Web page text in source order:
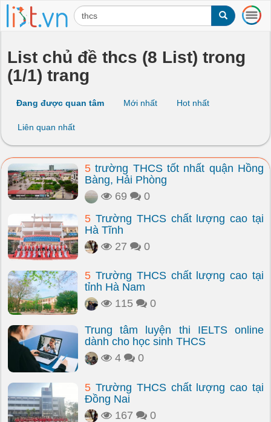
T
o
l
a
t
i
List chủ đề thcs (8 List) trong
(1/1) trang
Đang được quan tâm Mới nhất Hot nhất
Liên quan nhất
5 trường THCS tốt nhất quận Hồng
Bàng, Hải Phòng
69
0
5 Trường THCS chất lượng cao tại
Hà Tĩnh
27
0
5 Trường THCS chất lượng cao tại
tỉnh Hà Nam
115
0
Trung tâm luyện thi IELTS online
dành cho học sinh THCS
4
0
5 Trường THCS chất lượng cao tại
Đồng Nai
167
0